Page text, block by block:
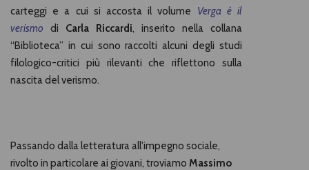
carteggi e a cui si accosta il volume Verga è il
verismo di Carla Riccardi, inserito nella collana
“Biblioteca” in cui sono raccolti alcuni degli studi
filologico-critici più rilevanti che riflettono sulla
nascita del verismo.
Passando dalla letteratura all'impegno sociale,
rivolto in particolare ai giovani, troviamo Massimo